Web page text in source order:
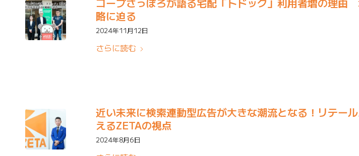
略に迫る
2024年11月12日
さらに読む
近い未来に検索連動型広告が大きな潮流となる！リテー
えるZETAの視点
2024年8月6日